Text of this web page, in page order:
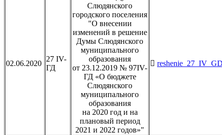
02.06.2020
27 IV-
ГД
Слюдянского
городского поселения
"О внесении
изменений в решение
Думы Слюдянского
муниципального
образования
от 23.12.2019 № 97IV-
ГД «О бюджете
Слюдянского
муниципального
образования
на 2020 год и на
плановый период
2021 и 2022 годов»"